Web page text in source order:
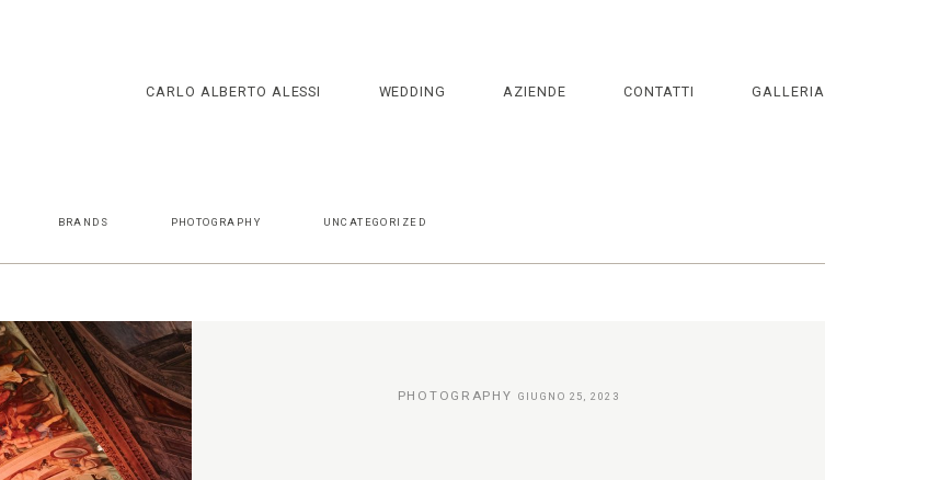
CARLO ALBERTO ALESSI WEDDING AZIENDE CONTATTI GALLERIA
BRANDS PHOTOGRAPHY UNCATEGORIZED
PHOTOGRAPHY GIUGNO 25, 2023